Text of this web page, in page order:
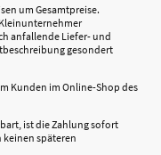
um Gesamtpreise.
anfallende Liefer- und
gesondert
Kunden im Online-Shop des
ist die Zahlung sofort
keinen späteren